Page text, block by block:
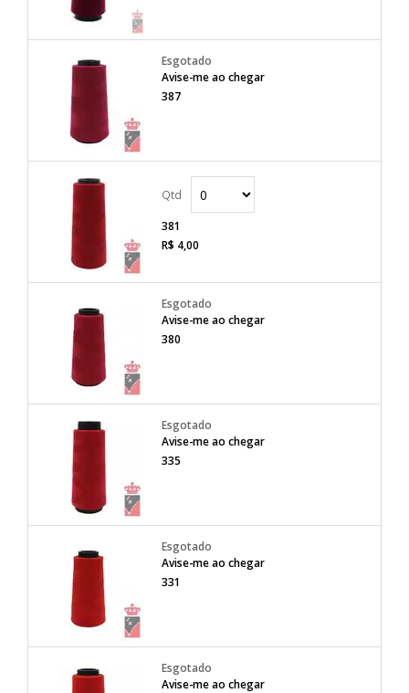
Avise-me ao chegar
387
381
R$ 4,00
Avise-me ao chegar
380
Avise-me ao chegar
335
Avise-me ao chegar
331
Avise-me ao chegar